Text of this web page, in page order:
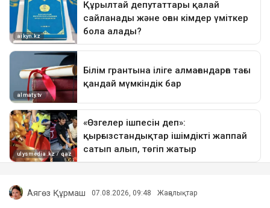
Аягөз Құрмаш 07.08.2026, 09:48 Жаңалықтар